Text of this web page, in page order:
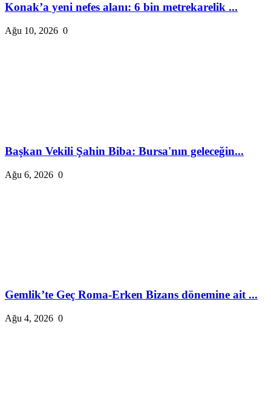
Konak’a yeni nefes alanı: 6 bin metrekarelik ...
Ağu 10, 2026 0
Başkan Vekili Şahin Biba: Bursa'nın geleceğin...
Ağu 6, 2026 0
Gemlik’te Geç Roma-Erken Bizans dönemine ait ...
Ağu 4, 2026 0